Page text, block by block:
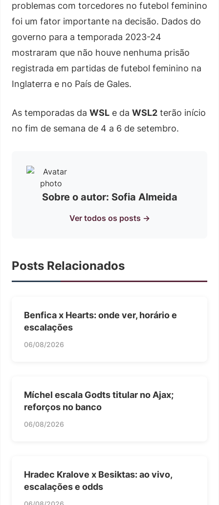
problemas com torcedores no futebol feminino
foi um fator importante na decisão. Dados do
governo para a temporada 2023-24
mostraram que não houve nenhuma prisão
registrada em partidas de futebol feminino na
Inglaterra e no País de Gales.
As temporadas da WSL e da WSL2 terão início
no fim de semana de 4 a 6 de setembro.
Sobre o autor: Sofia Almeida
Ver todos os posts →
Posts Relacionados
Benfica x Hearts: onde ver, horário e
escalações
06/08/2026
Míchel escala Godts titular no Ajax;
reforços no banco
06/08/2026
Hradec Kralove x Besiktas: ao vivo,
escalações e odds